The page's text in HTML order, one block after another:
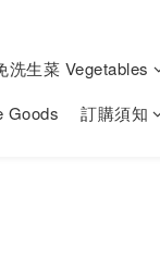
洗生菜 Vegetables
Goods
訂購須知